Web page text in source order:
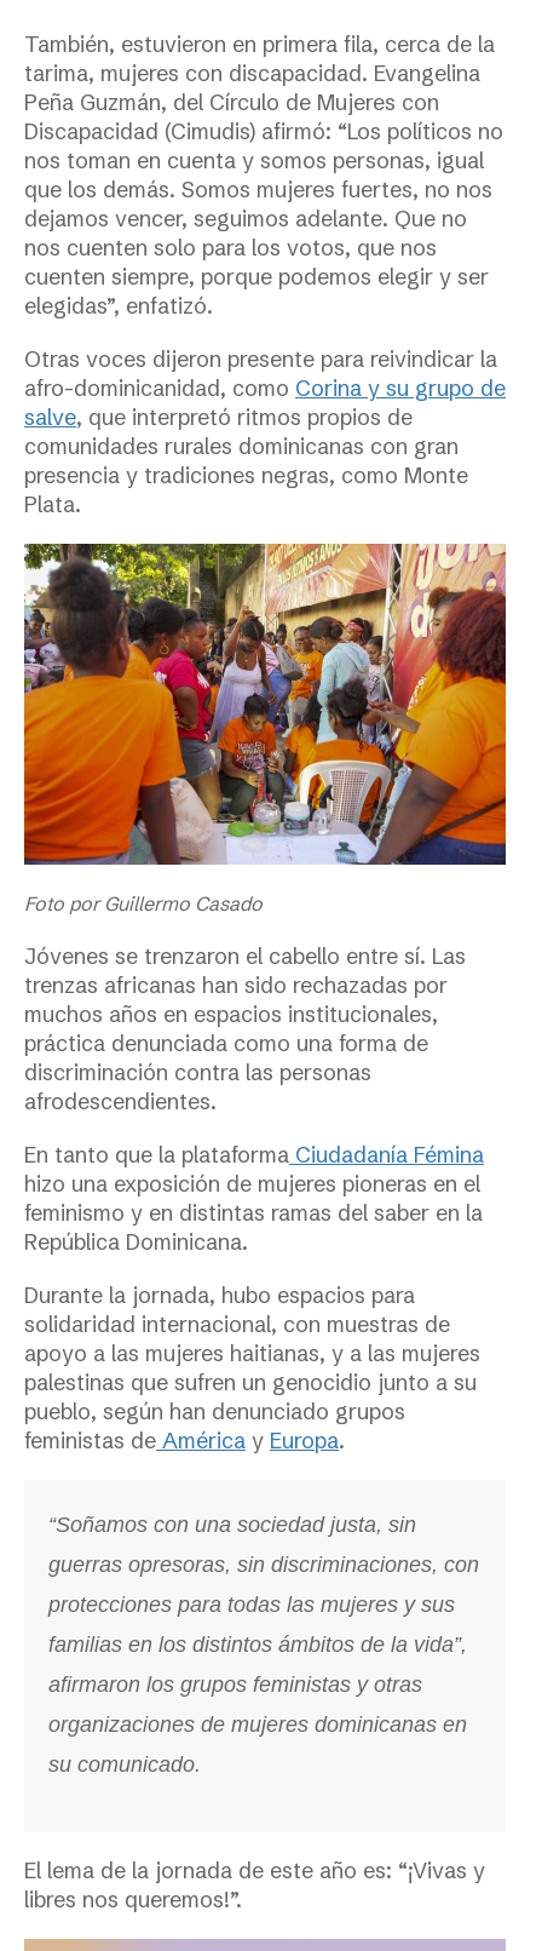
También, estuvieron en primera fila, cerca de la
tarima, mujeres con discapacidad. Evangelina
Peña Guzmán, del Círculo de Mujeres con
Discapacidad (Cimudis) afirmó: “Los políticos no
nos toman en cuenta y somos personas, igual
que los demás. Somos mujeres fuertes, no nos
dejamos vencer, seguimos adelante. Que no
nos cuenten solo para los votos, que nos
cuenten siempre, porque podemos elegir y ser
elegidas”, enfatizó.
Otras voces dijeron presente para reivindicar la
afro-dominicanidad, como Corina y su grupo de
salve, que interpretó ritmos propios de
comunidades rurales dominicanas con gran
presencia y tradiciones negras, como Monte
Plata.
Foto por Guillermo Casado
Jóvenes se trenzaron el cabello entre sí. Las
trenzas africanas han sido rechazadas por
muchos años en espacios institucionales,
práctica denunciada como una forma de
discriminación contra las personas
afrodescendientes.
En tanto que la plataforma Ciudadanía Fémina
hizo una exposición de mujeres pioneras en el
feminismo y en distintas ramas del saber en la
República Dominicana.
Durante la jornada, hubo espacios para
solidaridad internacional, con muestras de
apoyo a las mujeres haitianas, y a las mujeres
palestinas que sufren un genocidio junto a su
pueblo, según han denunciado grupos
feministas de América y Europa.
“Soñamos con una sociedad justa, sin
guerras opresoras, sin discriminaciones, con
protecciones para todas las mujeres y sus
familias en los distintos ámbitos de la vida”,
afirmaron los grupos feministas y otras
organizaciones de mujeres dominicanas en
su comunicado.
El lema de la jornada de este año es: “¡Vivas y
libres nos queremos!”.